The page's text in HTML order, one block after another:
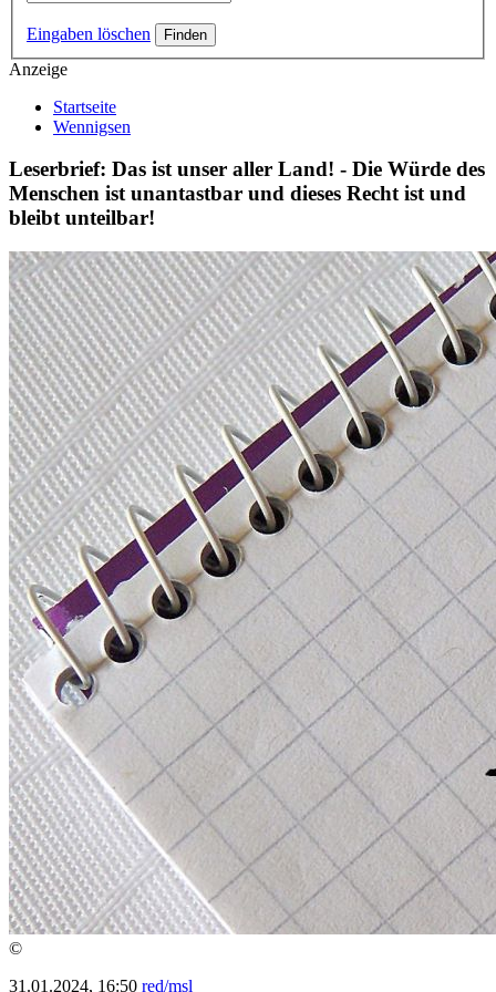
Eingaben löschen
Anzeige
Startseite
Wennigsen
Leserbrief: Das ist unser aller Land! - Die Würde des
Menschen ist unantastbar und dieses Recht ist und
bleibt unteilbar!
©
31.01.2024, 16:50 red/msl